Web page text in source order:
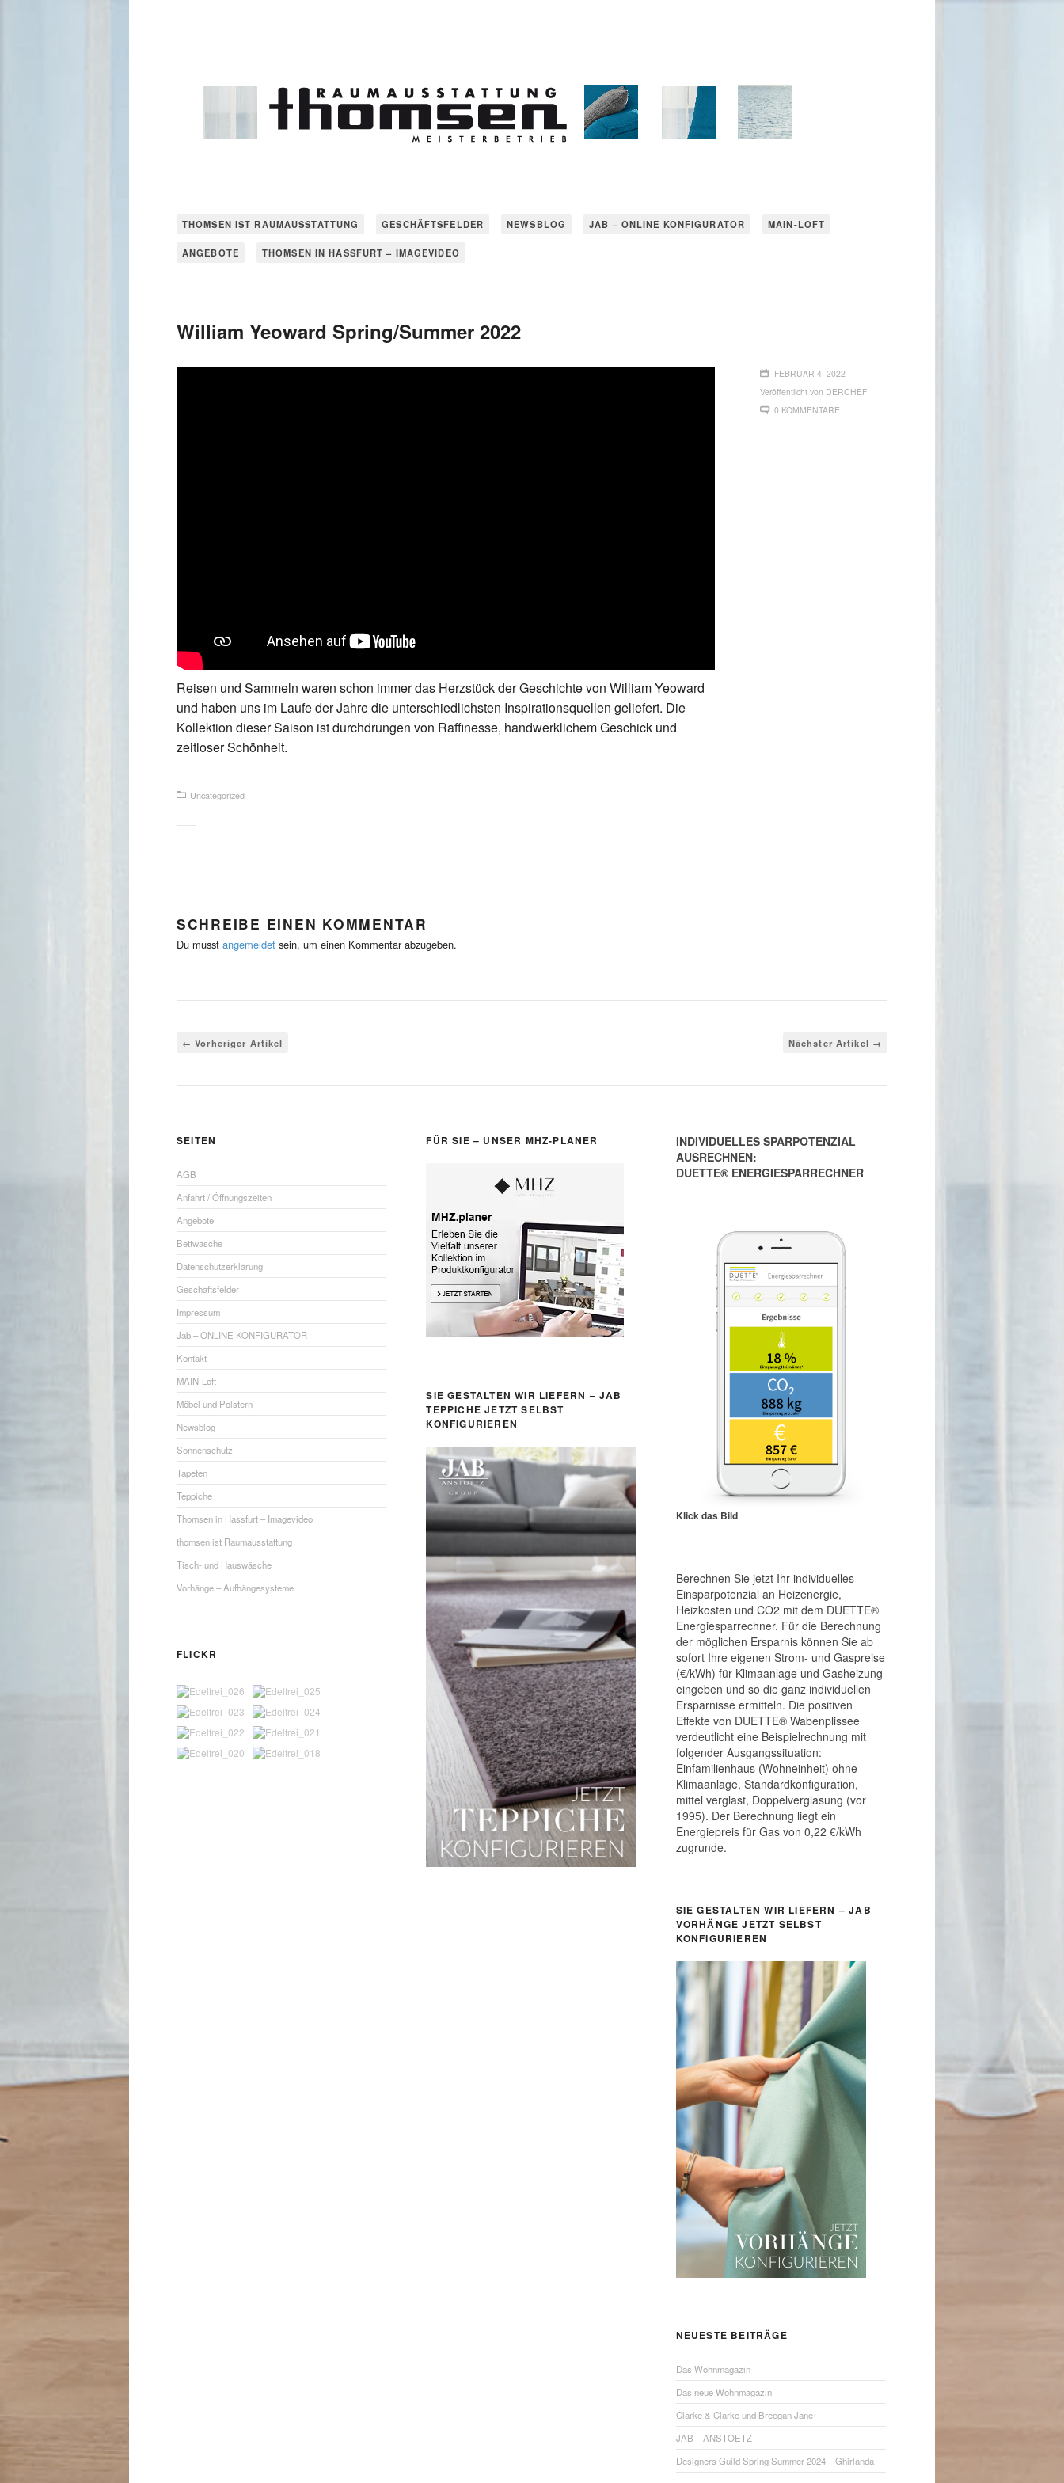
THOMSEN IST RAUMAUSSTATTUNG GESCHÄFTSFELDER NEWSBLOG JAB – ONLINE KONFIGURATOR MAIN-LOFT
ANGEBOTE THOMSEN IN HASSFURT – IMAGEVIDEO
William Yeoward Spring/Summer 2022
FEBRUAR 4, 2022
Veröffentlicht von DERCHEF
0 KOMMENTARE
Reisen und Sammeln waren schon immer das Herzstück der Geschichte von William Yeoward
und haben uns im Laufe der Jahre die unterschiedlichsten Inspirationsquellen geliefert. Die
Kollektion dieser Saison ist durchdrungen von Raffinesse, handwerklichem Geschick und
zeitloser Schönheit.
Uncategorized
SCHREIBE EINEN KOMMENTAR
Du musst angemeldet sein, um einen Kommentar abzugeben.
Nächster Artikel →
← Vorheriger Artikel
SEITEN
AGB
Anfahrt / Öffnungszeiten
Angebote
Bettwäsche
Datenschutzerklärung
Geschäftsfelder
Impressum
Jab – ONLINE KONFIGURATOR
Kontakt
MAIN-Loft
Möbel und Polstern
Newsblog
Sonnenschutz
Tapeten
Teppiche
Thomsen in Hassfurt – Imagevideo
thomsen ist Raumausstattung
Tisch- und Hauswäsche
Vorhänge – Aufhängesysteme
FLICKR
FÜR SIE – UNSER MHZ-PLANER
SIE GESTALTEN WIR LIEFERN – JAB
TEPPICHE JETZT SELBST
KONFIGURIEREN
INDIVIDUELLES SPARPOTENZIAL
AUSRECHNEN:
DUETTE® ENERGIESPARRECHNER
Klick das Bild
Berechnen Sie jetzt Ihr individuelles
Einsparpotenzial an Heizenergie,
Heizkosten und CO2 mit dem DUETTE®
Energiesparrechner. Für die Berechnung
der möglichen Ersparnis können Sie ab
sofort Ihre eigenen Strom- und Gaspreise
(€/kWh) für Klimaanlage und Gasheizung
eingeben und so die ganz individuellen
Ersparnisse ermitteln. Die positiven
Effekte von DUETTE® Wabenplissee
verdeutlicht eine Beispielrechnung mit
folgender Ausgangssituation:
Einfamilienhaus (Wohneinheit) ohne
Klimaanlage, Standardkonfiguration,
mittel verglast, Doppelverglasung (vor
1995). Der Berechnung liegt ein
Energiepreis für Gas von 0,22 €/kWh
zugrunde.
SIE GESTALTEN WIR LIEFERN – JAB
VORHÄNGE JETZT SELBST
KONFIGURIEREN
NEUESTE BEITRÄGE
Das Wohnmagazin
Das neue Wohnmagazin
Clarke & Clarke und Breegan Jane
JAB – ANSTOETZ
Designers Guild Spring Summer 2024 – Ghirlanda